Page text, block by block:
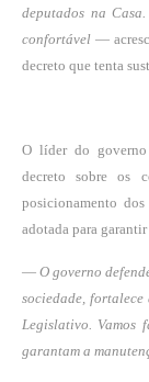
deputados na
confortável —
decreto que tenta
O líder do governo
decreto sobre os
posicionamento
adotada para
— O governo
sociedade,
Legislativo. Vamos
garantam a